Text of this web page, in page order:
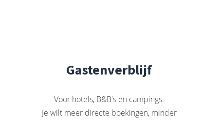
Gastenverblijf
Voor hotels, B&B's en campings.
Je wilt meer directe boekingen, minder